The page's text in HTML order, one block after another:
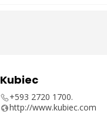
Kubiec
+593 2720 1700.
http://www.kubiec.com